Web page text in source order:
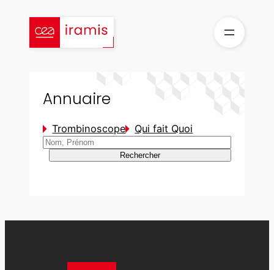
contenu
Annuaire
Trombinoscope Qui fait Quoi
Rechercher